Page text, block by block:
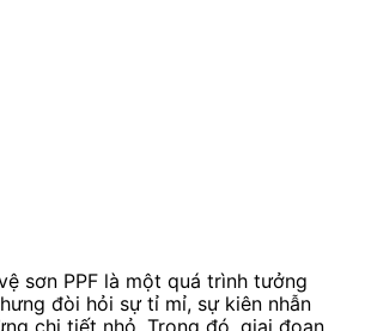
sơn PPF là một quá trình tưởng
đòi hỏi sự tỉ mỉ, sự kiên nhẫn
chi tiết nhỏ. Trong đó, giai đoạn